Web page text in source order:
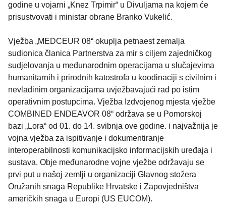
godine u vojarni „Knez Trpimir“ u Divuljama na kojem će
prisustvovati i ministar obrane Branko Vukelić.
Vježba „MEDCEUR 08“ okuplja petnaest zemalja
sudionica članica Partnerstva za mir s ciljem zajedničkog
sudjelovanja u međunarodnim operacijama u slučajevima
humanitarnih i prirodnih katostrofa u koodinaciji s civilnim i
nevladinim organizacijama uvježbavajući rad po istim
operativnim postupcima. Vježba Izdvojenog mjesta vježbe
COMBINED ENDEAVOR 08“ održava se u Pomorskoj
bazi „Lora“ od 01. do 14. svibnja ove godine. i najvažnija je
vojna vježba za ispitivanje i dokumentiranje
interoperabilnosti komunikacijsko informacijskih uređaja i
sustava. Obje međunarodne vojne vježbe održavaju se
prvi put u našoj zemlji u organizaciji Glavnog stožera
Oružanih snaga Republike Hrvatske i Zapovjedništva
američkih snaga u Europi (US EUCOM).